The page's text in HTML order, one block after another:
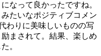
なって良かったですね。
たいなポジティブコメン
わりに美味しいものの写
まされて。結果、楽しめ
。